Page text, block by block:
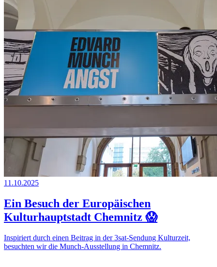
11.10.2025
Ein Besuch der Europäischen
Kulturhauptstadt Chemnitz 😱
Inspiriert durch einen Beitrag in der 3sat-Sendung Kulturzeit,
besuchten wir die Munch-Ausstellung in Chemnitz.